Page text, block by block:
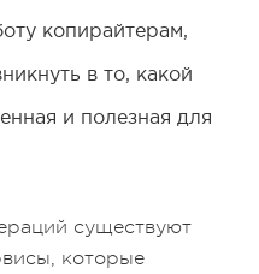
копирайтерам,
в то, какой
и полезная для
существуют
которые